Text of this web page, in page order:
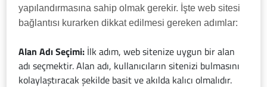
yapılandırmasına sahip olmak gerekir. İşte web sitesi
bağlantısı kurarken dikkat edilmesi gereken adımlar:
Alan Adı Seçimi: İlk adım, web sitenize uygun bir alan
adı seçmektir. Alan adı, kullanıcıların sitenizi bulmasını
kolaylaştıracak şekilde basit ve akılda kalıcı olmalıdır.